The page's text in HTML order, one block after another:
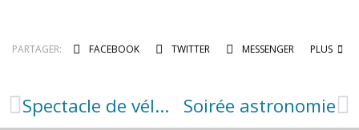
PARTAGER: FACEBOOK TWITTER MESSENGER PLUS
Spectacle de vélo acrobatique à Lapanouse Soirée astronomie